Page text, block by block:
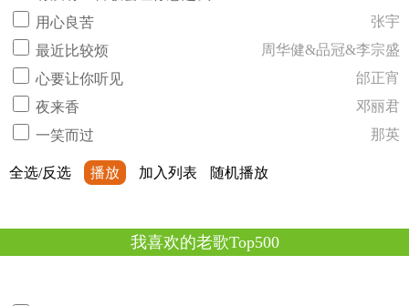
用心良苦
张宇
最近比较烦
周华健&品冠&李宗盛
心要让你听见
邰正宵
夜来香
邓丽君
一笑而过
那英
全选/反选 播放 加入列表 随机播放
我喜欢的老歌Top500